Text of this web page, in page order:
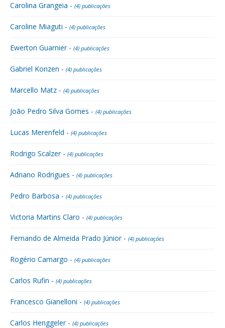
Carolina Grangeia - (4) publicações
Caroline Miaguti - (4) publicações
Ewerton Guarnier - (4) publicações
Gabriel Konzen - (4) publicações
Marcello Matz - (4) publicações
João Pedro Silva Gomes - (4) publicações
Lucas Merenfeld - (4) publicações
Rodrigo Scalzer - (4) publicações
Adriano Rodrigues - (4) publicações
Pedro Barbosa - (4) publicações
Victoria Martins Claro - (4) publicações
Fernando de Almeida Prado Júnior - (4) publicações
Rogério Camargo - (4) publicações
Carlos Rufin - (4) publicações
Francesco Gianelloni - (4) publicações
Carlos Henggeler - (4) publicações